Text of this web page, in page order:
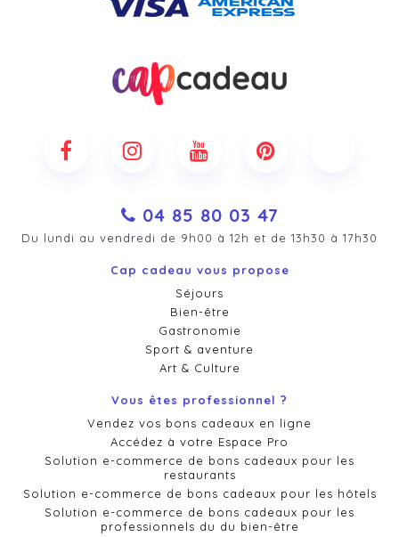
04 85 80 03 47
Du lundi au vendredi de 9h00 à 12h et de 13h30 à 17h30
Cap cadeau vous propose
Séjours
Bien-être
Gastronomie
Sport & aventure
Art & Culture
Vous êtes professionnel ?
Vendez vos bons cadeaux en ligne
Accédez à votre Espace Pro
Solution e-commerce de bons cadeaux pour les
restaurants
Solution e-commerce de bons cadeaux pour les hôtels
Solution e-commerce de bons cadeaux pour les
professionnels du du bien-être